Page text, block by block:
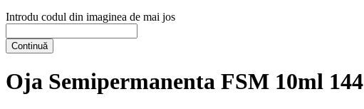
Introdu codul din imaginea de mai jos
Continuă
Oja Semipermanenta FSM 10ml 144